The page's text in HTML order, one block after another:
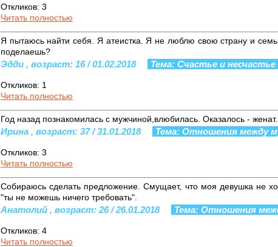
Откликов: 3
Читать полностью
Я пытаюсь найти себя. Я атеистка. Я не люблю свою страну и
поделаешь?
Эдди , возраст: 16 / 01.02.2018 Тема: Счастье и несчастье
Откликов: 1
Читать полностью
Год назад познакомилась с мужчиной,влюбилась. Оказалось -
Ирина , возраст: 37 / 31.01.2018 Тема: Отношения между
Откликов: 3
Читать полностью
Собираюсь сделать предложение. Смущает, что моя девушка не
"ты не можешь ничего требовать".
Анатолий , возраст: 26 / 26.01.2018 Тема: Отношения
Откликов: 4
Читать полностью